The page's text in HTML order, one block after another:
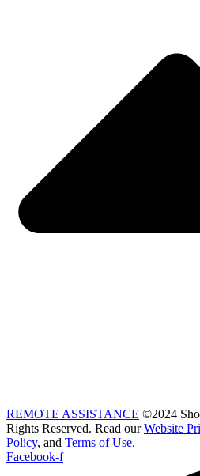
REMOTE ASSISTANCE ©2024
Rights Reserved. Read ourWebsite
Policy, and Terms of Use.
Facebook-f